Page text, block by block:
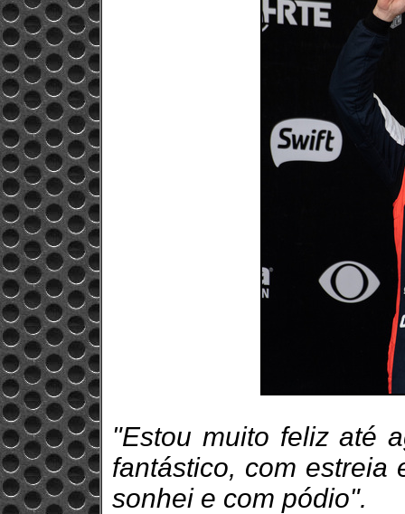
"Estou muito feliz até
fantástico, com estreia
sonhei e com pódio".